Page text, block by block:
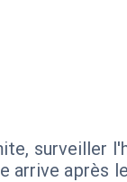
surveiller
après